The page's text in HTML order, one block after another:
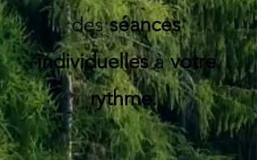
desséances
individuellesàvotre
rythme.